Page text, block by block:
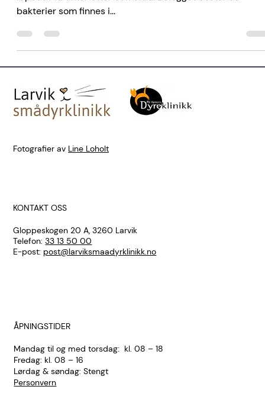
bakterier som finnes i...
KONTAKT OSS
Gloppeskogen 20 A, 3260 Larvik
Telefon:33 13 50 00
E-post: post@larviksmaadyrklinikk.no
ÅPNINGSTIDER
Mandag til og med torsdag: kl. 08 – 18
Fredag: kl. 08 – 16
Lørdag & søndag: Stengt
Personvern
Fotografier av Line Loholt